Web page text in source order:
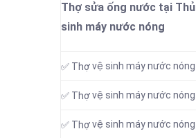
Thợ sửa ống nước tại
sinh máy nước nóng
✅ Thợvệ sinh máy nước
✅ Thợvệ sinh máy nước
✅ Thợvệ sinh máy nước